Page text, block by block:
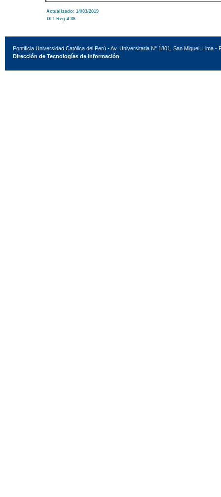
Actualizado: 14/03/2019
DIT-Reg-4.36
Pontificia Universidad Católica del Perú - Av. Universitaria N° 1801, San Miguel, Lima -
Dirección de Tecnologías de Información